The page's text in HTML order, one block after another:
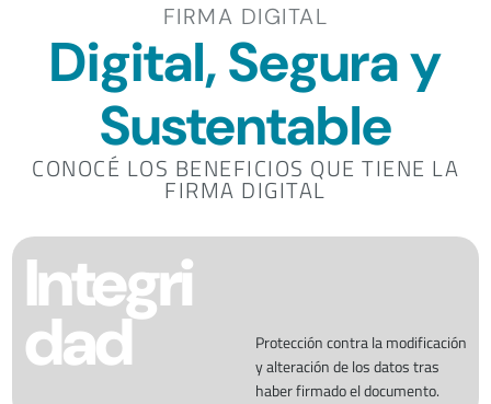
FIRMA DIGITAL
Digital, Segura y
Sustentable
CONOCÉ LOS BENEFICIOS QUE TIENE LA
FIRMA DIGITAL
Integri
dad
Protección contra la modificación
y alteración de los datos tras
haber firmado el documento.